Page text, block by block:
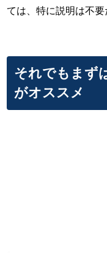
ては、特に説明は不要
それでもまず
がオススメ